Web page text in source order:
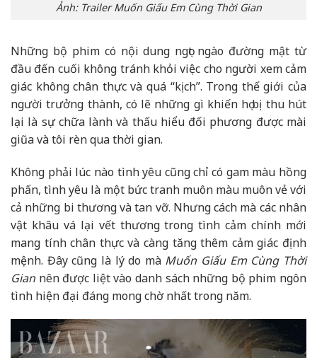
Ảnh: Trailer Muốn Giấu Em Cùng Thời Gian
Những bộ phim có nội dung ngọt ngào đường mật từ
đầu đến cuối không tránh khỏi việc cho người xem cảm
giác không chân thực và quá “kịch”. Trong thế giới của
người trưởng thành, có lẽ những gì khiến họ bị thu hút
lại là sự chữa lành và thấu hiểu đối phương được mài
giũa và tôi rèn qua thời gian.
Không phải lúc nào tình yêu cũng chỉ có gam màu hồng
phấn, tình yêu là một bức tranh muôn màu muôn vẻ với
cả những bi thương và tan vỡ. Nhưng cách mà các nhân
vật khâu vá lại vết thương trong tình cảm chính mới
mang tính chân thực và càng tăng thêm cảm giác định
mệnh. Đây cũng là lý do mà Muốn Giấu Em Cùng Thời
Giannên được liệt vào danh sách những bộ phim ngôn
tình hiện đại đáng mong chờ nhất trong năm.